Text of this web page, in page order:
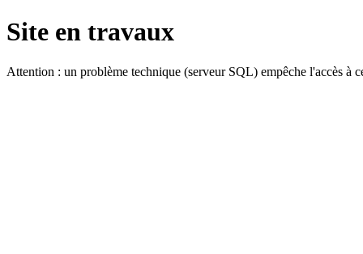
Site en travaux
Attention : un problème technique (serveur SQL) empêche l'accès à